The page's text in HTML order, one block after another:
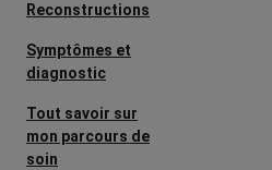
Reconstructions
Symptômes et
diagnostic
Tout savoir sur
mon parcours de
soin